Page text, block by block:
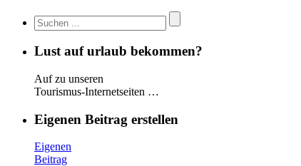
Lust auf urlaub bekommen?
Auf zu unseren
Tourismus-Internetseiten …
Eigenen Beitrag erstellen
Eigenen
Beitrag